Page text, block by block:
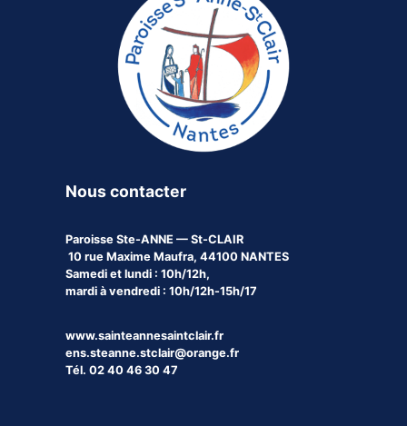
Nous contacter
Paroisse Ste-ANNE — St-CLAIR
10 rue Maxime Maufra, 44100 NANTES
Samedi et lundi : 10h/12h,
mardi à vendredi : 10h/12h-15h/17
www.sainteannesaintclair.fr
ens.steanne.stclair@orange.fr
Tél. 02 40 46 30 47